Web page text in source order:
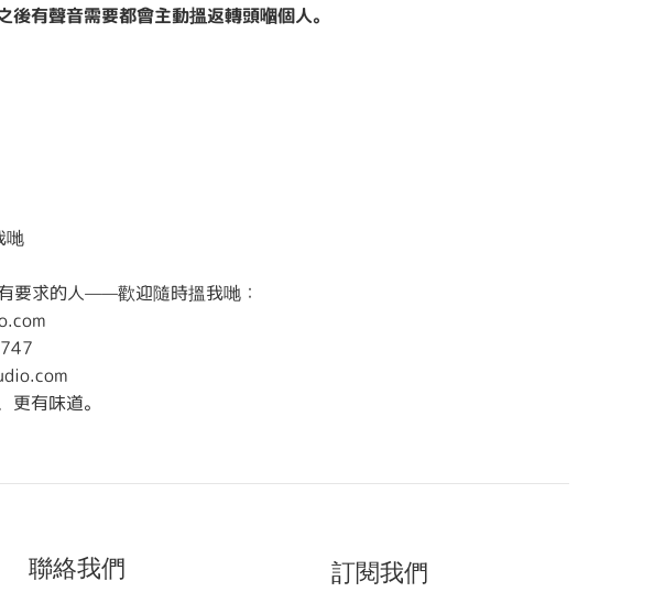
有聲音需要都會主動搵返轉頭嗰個人。
哋
要求的人——歡迎隨時搵我哋：
有味道。
聯絡我們 訂閱我們